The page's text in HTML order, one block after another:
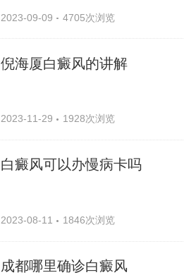
2023-09-09 4705次浏览
倪海厦白癜风的讲解
2023-11-29 1928次浏览
白癜风可以办慢病卡吗
2023-08-11 1846次浏览
成都哪里确诊白癜风